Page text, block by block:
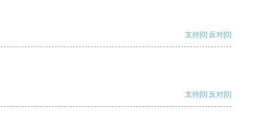
支持[0] 反对[0]
支持[0] 反对[0]